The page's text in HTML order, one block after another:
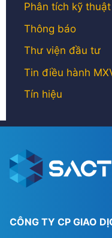
Phân tích kỹ thuật
Thông báo
Thư viện đầu tư
Tin điều hành
Tín hiệu
CÔNG TY CP GIAO